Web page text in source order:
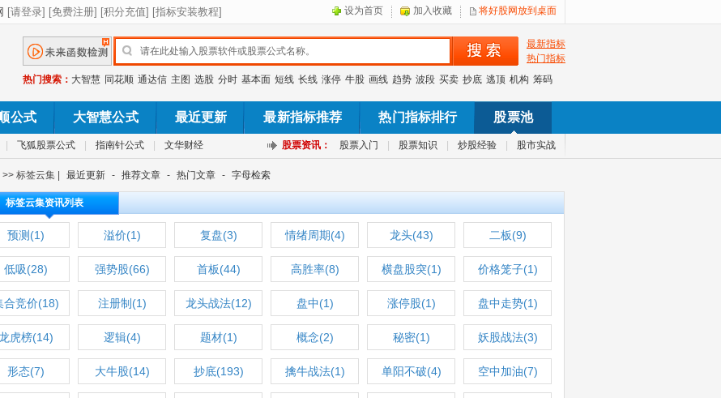
设为首页 加入收藏 将好股网放到桌面
最新指标
热门指标
热门搜索： 大智慧 同花顺 通达信 主图 选股 分时 基本面 短线 长线 涨停 牛股 画线 趋势 波段 买卖 抄底 逃顶 机构 筹码
公式 大智慧公式 最近更新 最新指标推荐 热门指标排行 股票池
飞狐股票公式 指南针公式 文华财经 股票资讯： 股票入门 股票知识 炒股经验 股市实战
>> 标签云集 | 最近更新 - 推荐文章 - 热门文章 - 字母检索
标签云集资讯列表
预测(1) 溢价(1) 复盘(3) 情绪周期(4) 龙头(43) 二板(9)
低吸(28) 强势股(66) 首板(44) 高胜率(8) 横盘股突(1) 价格笼子(1)
合竞价(18) 注册制(1) 龙头战法(12) 盘中(1) 涨停股(1) 盘中走势(1)
虎榜(14) 逻辑(4) 题材(1) 概念(2) 秘密(1) 妖股战法(3)
形态(7) 大牛股(14) 抄底(193) 擒牛战法(1) 单阳不破(4) 空中加油(7)